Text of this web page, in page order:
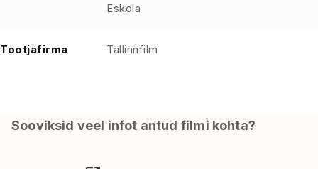
Eskola
Tootjafirma Tallinnfilm
Sooviksid veel infot antud filmi kohta?